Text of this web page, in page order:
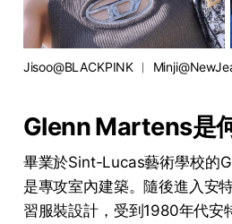
Jisoo@BLACKPINK ︳
Glenn Martens是
畢業於Sint-Lucas藝術學校的
是專攻室內建築。隨後進入安
習服裝設計，受到1980年代安